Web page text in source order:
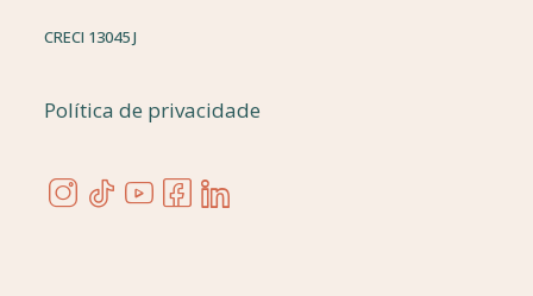
CRECI 13045 J
Política de privacidade